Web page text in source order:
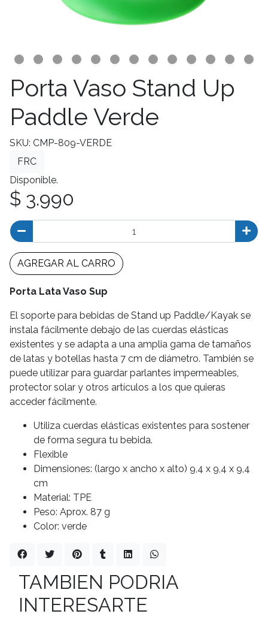
Porta Vaso Stand Up
Paddle Verde
SKU: CMP-809-VERDE
FRC
Disponible.
$ 3.990
AGREGAR AL CARRO
Porta Lata Vaso Sup
El soporte para bebidas de Stand up Paddle/Kayak se
instala fácilmente debajo de las cuerdas elásticas
existentes y se adapta a una amplia gama de tamaños
de latas y botellas hasta 7 cm de diámetro. También se
puede utilizar para guardar parlantes impermeables,
protector solar y otros artículos a los que quieras
acceder fácilmente.
Utiliza cuerdas elásticas existentes para sostener
de forma segura tu bebida.
Flexible
Dimensiones: (largo x ancho x alto) 9,4 x 9,4 x 9,4
cm
Material: TPE
Peso: Aprox. 87 g
Color: verde
TAMBIEN PODRIA
INTERESARTE